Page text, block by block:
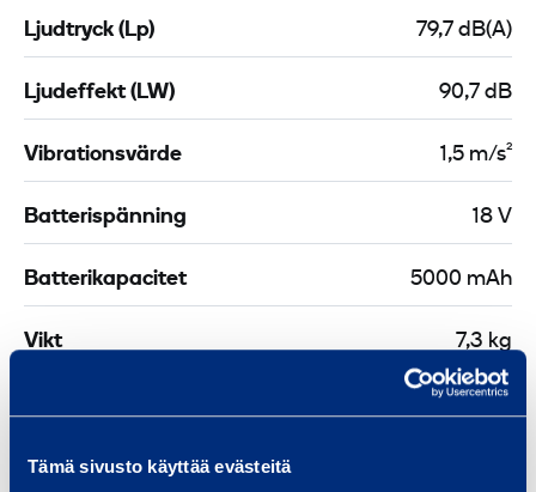
Tämä sivusto käyttää evästeitä
Ljudtryck (Lp) 79,7 dB(A)
Ljudeffekt (LW) 90,7 dB
Vibrationsvärde 1,5 m/s²
Batterispänning 18 V
Batterikapacitet 5000 mAh
Vikt 7,3 kg
450 mm
Bredd